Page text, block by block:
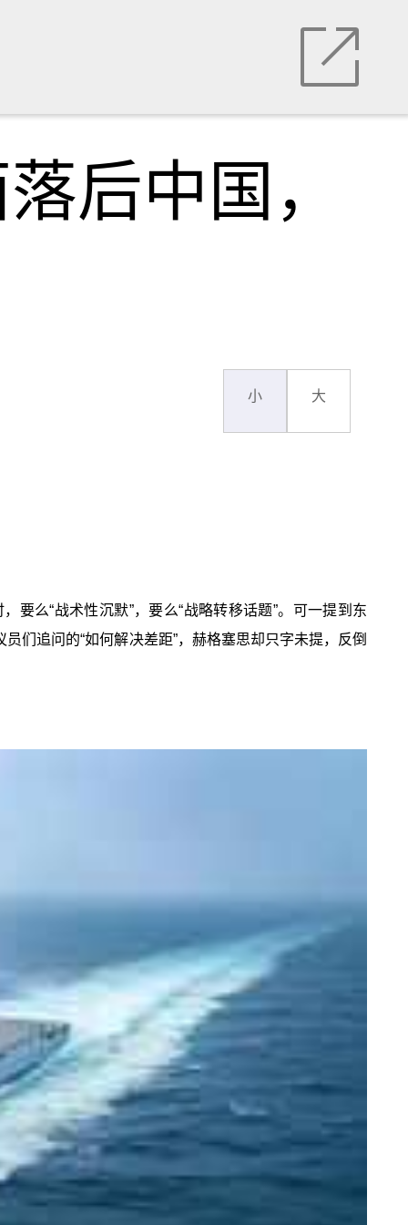
后中国，
小 大
么“战术性沉默”，要么“战略转移话题”。可一提到东
们追问的“如何解决差距”，赫格塞思却只字未提，反倒